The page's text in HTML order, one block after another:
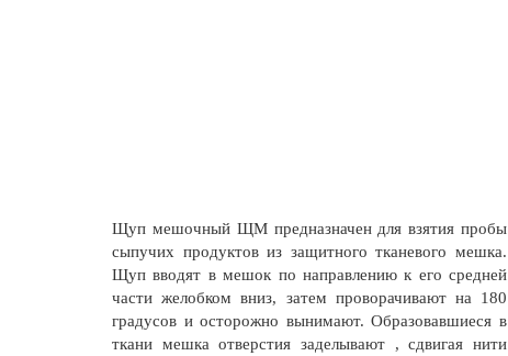
Щуп мешочный ЩМ предназначен для взятия пробы
сыпучих продуктов из защитного тканевого мешка.
Щуп вводят в мешок по направлению к его средней
части желобком вниз, затем проворачивают на 180
градусов и осторожно вынимают. Образовавшиеся в
ткани мешка отверстия заделывают , сдвигая нити